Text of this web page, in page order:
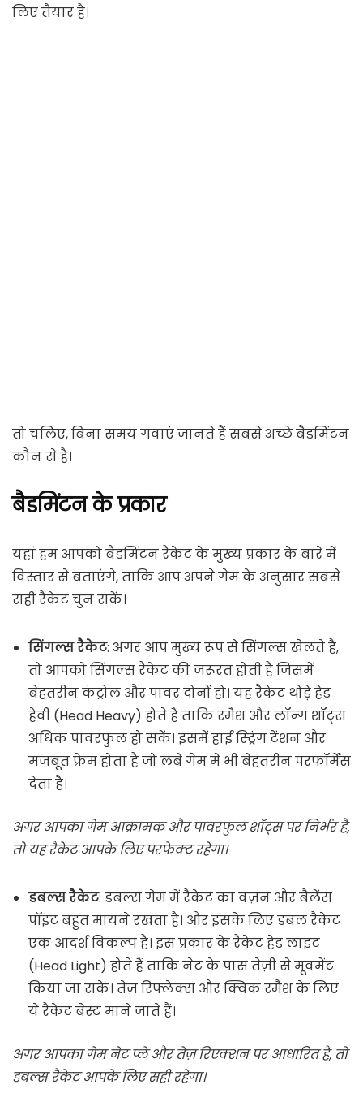
लिए तैयार है।
तो चलिए, बिना समय गवाएं जानते हैं सबसे अच्छे बैडमिंटन
कौन से है।
बैडमिंटन के प्रकार
यहां हम आपको बैडमिंटन रैकेट के मुख्य प्रकार के बारे में
विस्तार से बताएंगे, ताकि आप अपने गेम के अनुसार सबसे
सही रैकेट चुन सकें।
सिंगल्स रैकेट: अगर आप मुख्य रूप से सिंगल्स खेलते हैं,
तो आपको सिंगल्स रैकेट की जरूरत होती है जिसमें
बेहतरीन कंट्रोल और पावर दोनों हो। यह रैकेट थोड़े हेड
हेवी (Head Heavy) होते हैं ताकि स्मैश और लॉन्ग शॉट्स
अधिक पावरफुल हो सकें। इसमें हाई स्ट्रिंग टेंशन और
मजबूत फ्रेम होता है जो लंबे गेम में भी बेहतरीन परफॉर्मेंस
देता है।
अगर आपका गेम आक्रामक और पावरफुल शॉट्स पर निर्भर है,
तो यह रैकेट आपके लिए परफेक्ट रहेगा।
डबल्स रैकेट: डबल्स गेम में रैकेट का वज़न और बैलेंस
पॉइंट बहुत मायने रखता है। और इसके लिए डबल रैकेट
एक आदर्श विकल्प है। इस प्रकार के रैकेट हेड लाइट
(Head Light) होते हैं ताकि नेट के पास तेज़ी से मूवमेंट
किया जा सके। तेज़ रिफ्लेक्स और क्विक स्मैश के लिए
ये रैकेट बेस्ट माने जाते हैं।
अगर आपका गेम नेट प्ले और तेज़ रिएक्शन पर आधारित है, तो
डबल्स रैकेट आपके लिए सही रहेगा।